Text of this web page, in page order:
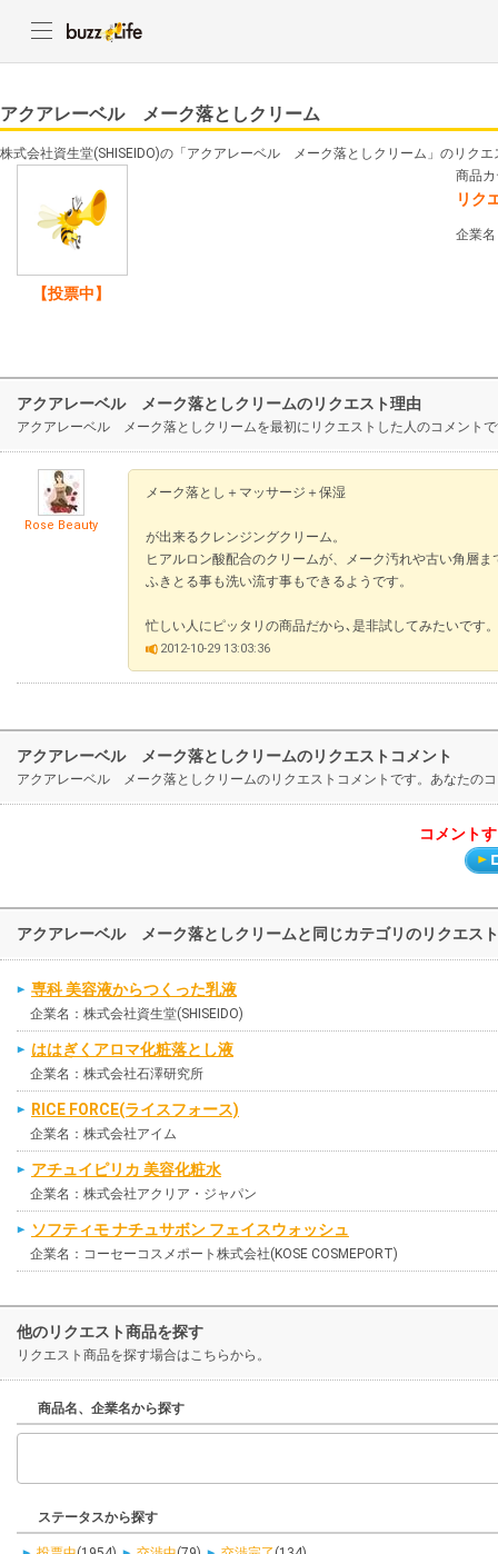
アクアレーベル メーク落としクリーム
株式会社資生堂(SHISEIDO)の「アクアレーベル メーク落としクリーム」のリクエ
【投票中】
商品
リク
企業
アクアレーベル メーク落としクリームのリクエスト理由
アクアレーベル メーク落としクリームを最初にリクエストした人のコメント
Rose Beauty
メーク落とし＋マッサージ＋保湿
が出来るクレンジングクリーム。
ヒアルロン酸配合のクリームが、メーク汚れや古い角層
ふきとる事も洗い流す事もできるようです。
忙しい人にピッタリの商品だから､是非試してみたいです。
2012-10-29 13:03:36
アクアレーベル メーク落としクリームのリクエストコメント
アクアレーベル メーク落としクリームのリクエストコメントです。あなたの
コメント
アクアレーベル メーク落としクリームと同じカテゴリのリクエス
専科 美容液からつくった乳液
企業名：株式会社資生堂(SHISEIDO)
ははぎくアロマ化粧落とし液
企業名：株式会社石澤研究所
RICE FORCE(ライスフォース)
企業名：株式会社アイム
アチュイピリカ 美容化粧水
企業名：株式会社アクリア・ジャパン
ソフティモ ナチュサボン フェイスウォッシュ
企業名：コーセーコスメポート株式会社(KOSE COSMEPORT)
他のリクエスト商品を探す
リクエスト商品を探す場合はこちらから。
商品名、企業名から探す
ステータスから探す